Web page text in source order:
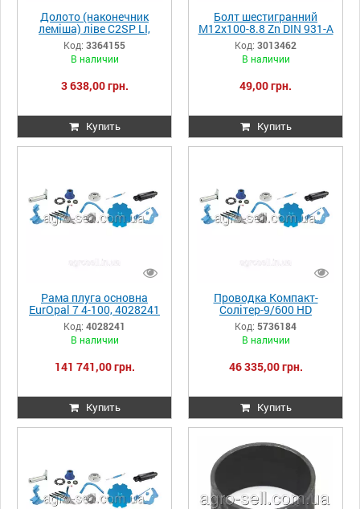
Долото (наконечник
леміша) ліве C2SP LI,
3364155
Код: 3364155
В наличии
3 638,00 грн.
Купить
Болт шестигранний
M12x100-8.8 Zn DIN 931-A
3013462
Код: 3013462
В наличии
49,00 грн.
Купить
Рама плуга основна
EurOpal 7 4-100, 4028241
Код: 4028241
В наличии
141 741,00 грн.
Купить
Проводка Компакт-
Солітер-9/600 HD
5736184
Код: 5736184
В наличии
46 335,00 грн.
Купить